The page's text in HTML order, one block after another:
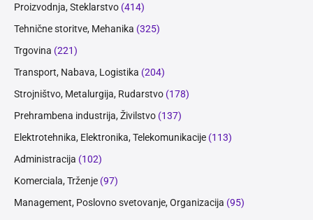
Proizvodnja, Steklarstvo (414)
Tehnične storitve, Mehanika (325)
Trgovina (221)
Transport, Nabava, Logistika (204)
Strojništvo, Metalurgija, Rudarstvo (178)
Prehrambena industrija, Živilstvo (137)
Elektrotehnika, Elektronika, Telekomunikacije (113)
Administracija (102)
Komerciala, Trženje (97)
Management, Poslovno svetovanje, Organizacija (95)